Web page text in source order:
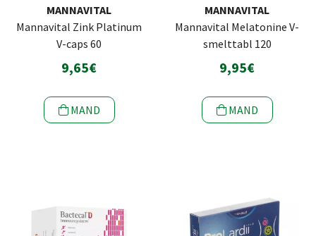
MANNAVITAL
Mannavital Zink Platinum
V-caps 60
9,65€
MAND
MANNAVITAL
Mannavital Melatonine V-
smelttabl 120
9,95€
MAND